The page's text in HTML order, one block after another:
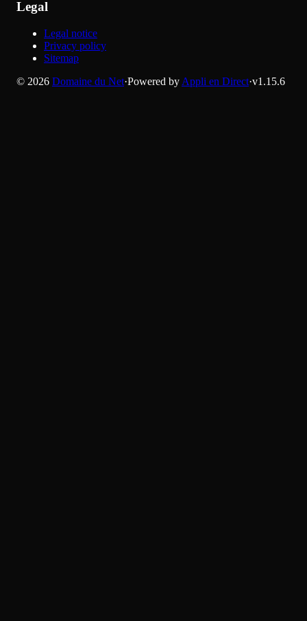
Legal
Legal notice
Privacy policy
Sitemap
© 2026 Domaine du Net·Powered by Appli en Direct·v1.15.6